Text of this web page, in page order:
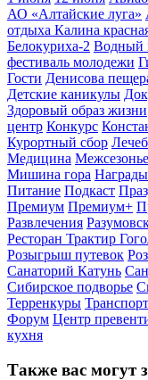
АО «Алтайские луга»
отдыха Калина
Белокуриха-2 Водный
фестиваль молодежи
Гости Денисова
Детские каникулы
Здоровый образ жизни
центр Конкурс
Курортный сбор
Медицина Межсезонье
Мишина гора Награды
Питание Подкаст
Премиум Премиум+
Развлечения
Ресторан Трактир
Розыгрыш путевок
Санаторий Катунь
Сибирское подворье
Терренкуры Транспорт
Форум Центр
кухня
Также вас могут